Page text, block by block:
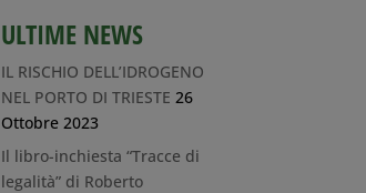
ULTIME NEWS
IL RISCHIO DELL’IDROGENO
NEL PORTO DI TRIESTE 26
Ottobre 2023
Il libro-inchiesta “Tracce di
legalità” di Roberto